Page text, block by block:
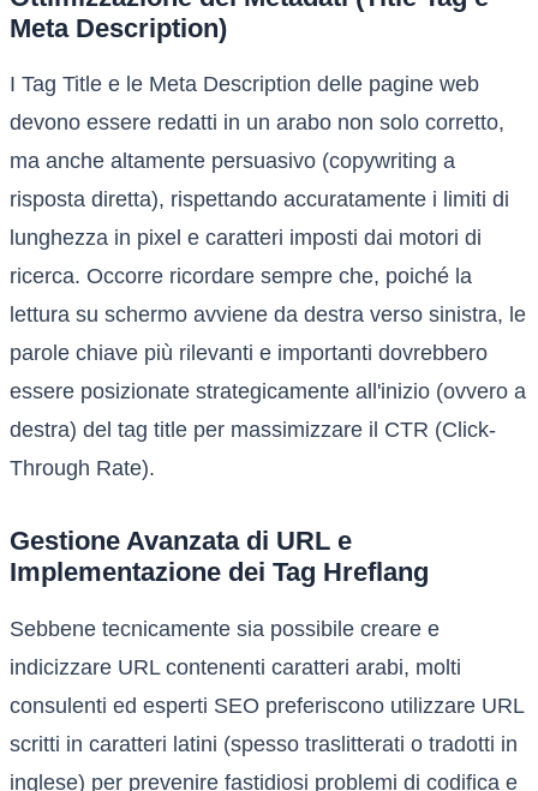
Meta Description)
I Tag Title e le Meta Description delle pagine web
devono essere redatti in un arabo non solo corretto,
ma anche altamente persuasivo (copywriting a
risposta diretta), rispettando accuratamente i limiti di
lunghezza in pixel e caratteri imposti dai motori di
ricerca. Occorre ricordare sempre che, poiché la
lettura su schermo avviene da destra verso sinistra, le
parole chiave più rilevanti e importanti dovrebbero
essere posizionate strategicamente all'inizio (ovvero a
destra) del tag title per massimizzare il CTR (Click-
Through Rate).
Gestione Avanzata di URL e
Implementazione dei Tag Hreflang
Sebbene tecnicamente sia possibile creare e
indicizzare URL contenenti caratteri arabi, molti
consulenti ed esperti SEO preferiscono utilizzare URL
scritti in caratteri latini (spesso traslitterati o tradotti in
inglese) per prevenire fastidiosi problemi di codifica e